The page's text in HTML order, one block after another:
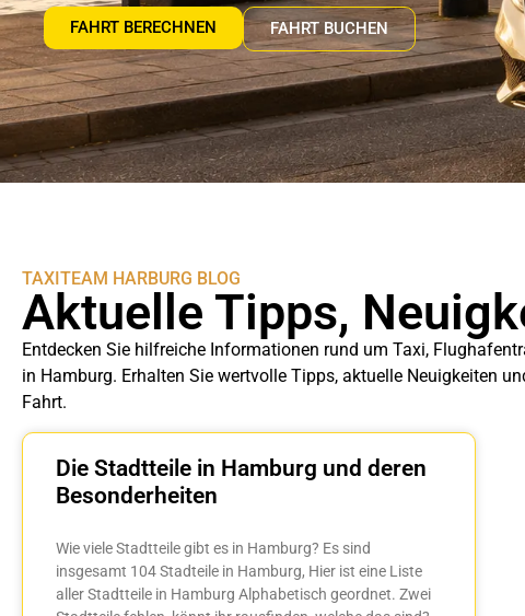
FAHRT BERECHNEN FAHRT BUCHEN
TAXITEAM HARBURG BLOG
Aktuelle Tipps,
Entdecken Sie hilfreiche Informationen rund um Taxi,
in Hamburg. Erhalten Sie wertvolle Tipps, aktuelle Neuigkeiten
Fahrt.
Die Stadtteile in Hamburg und deren
Besonderheiten
Wie viele Stadtteile gibt es in Hamburg? Es sind
insgesamt 104 Stadteile in Hamburg, Hier ist eine Liste
aller Stadtteile in Hamburg Alphabetisch geordnet. Zwei